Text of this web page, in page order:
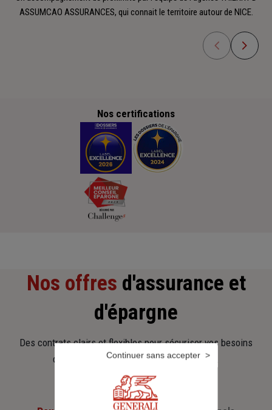
ASSUMCAO ASSURANCES, qui connait le territoire autour de NICE.
Nos certifications
Nos offres d'assurance et
d'épargne
Des contrats clairs et flexibles pour sécuriser vos besoins
d’aujourd’hui et anticiper ceux de demain.
Continuer sans accepter